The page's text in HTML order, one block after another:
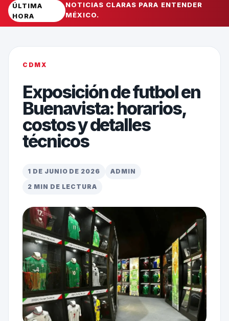
ÚLTIMA
HORA
NOTICIAS CLARAS PARA ENTENDER
MÉXICO.
CDMX
Exposición de futbol en
Buenavista: horarios,
costos y detalles
técnicos
1 DE JUNIO DE 2026
ADMIN
2 MIN DE LECTURA